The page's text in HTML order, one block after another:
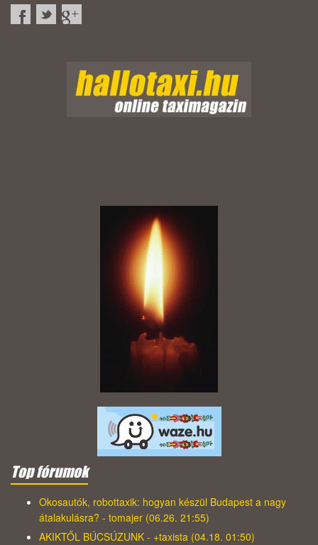
Top fórumok
Okosautók, robottaxik: hogyan készül Budapest a nagy
átalakulásra? - tomajer (06.26. 21:55)
AKIKTŐL BÚCSÚZUNK - +taxista (04.18. 01:50)